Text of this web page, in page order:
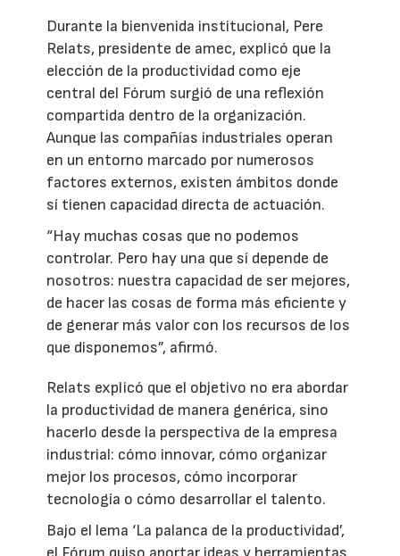
Durante la bienvenida institucional, Pere
Relats, presidente de amec, explicó que la
elección de la productividad como eje
central del Fórum surgió de una reflexión
compartida dentro de la organización.
Aunque las compañías industriales operan
en un entorno marcado por numerosos
factores externos, existen ámbitos donde
sí tienen capacidad directa de actuación.
“Hay muchas cosas que no podemos
controlar. Pero hay una que sí depende de
nosotros: nuestra capacidad de ser mejores,
de hacer las cosas de forma más eficiente y
de generar más valor con los recursos de los
que disponemos”, afirmó.
Relats explicó que el objetivo no era abordar
la productividad de manera genérica, sino
hacerlo desde la perspectiva de la empresa
industrial: cómo innovar, cómo organizar
mejor los procesos, cómo incorporar
tecnología o cómo desarrollar el talento.
Bajo el lema ‘La palanca de la productividad’,